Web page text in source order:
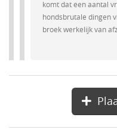
komt dat een aantal
hondsbrutale dingen
broek werkelijk van